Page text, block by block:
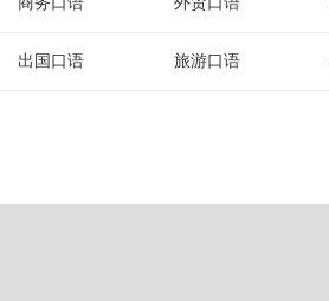
出国口语 旅游口语